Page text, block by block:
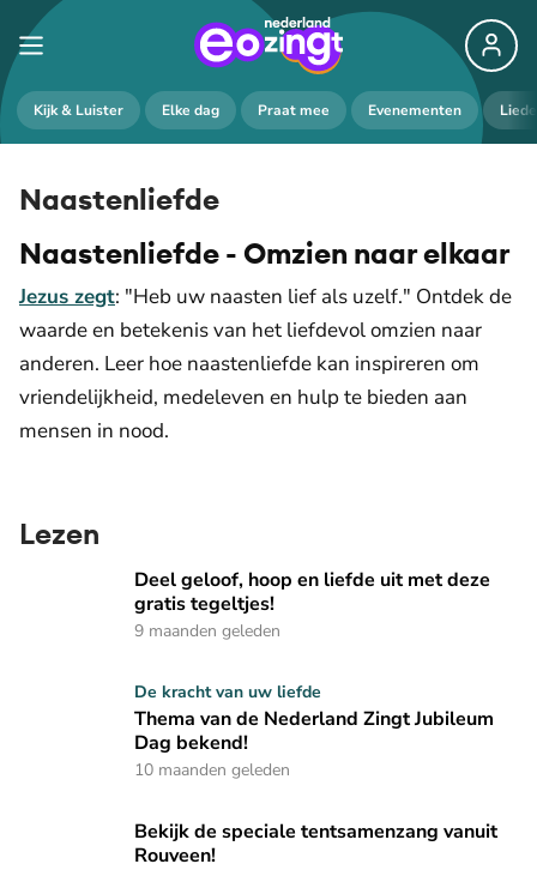
Kijk & Luister Elke dag Praat mee Evenementen
Naastenliefde
Naastenliefde - Omzien naar elkaar
Jezus zegt: "Heb uw naasten lief als uzelf." Ontdek de
waarde en betekenis van het liefdevol omzien naar
anderen. Leer hoe naastenliefde kan inspireren om
vriendelijkheid, medeleven en hulp te bieden aan
mensen in nood.
Lezen
Deel geloof, hoop en liefde uit met deze gratis tegeltjes!
Deel geloof, hoop en liefde uit met deze
gratis tegeltjes!
9 maanden geleden
Thema van de Nederland Zingt Jubileum Dag bekend!
De kracht van uw liefde
Thema van de Nederland Zingt Jubileum
Dag bekend!
10 maanden geleden
Bekijk de speciale tentsamenzang vanuit Rouveen!
Bekijk de speciale tentsamenzang vanuit
Rouveen!